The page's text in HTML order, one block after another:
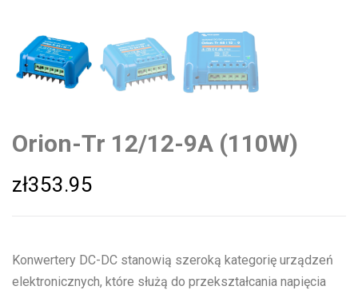
Orion-Tr 12/12-9A (110W)
zł353.95
Konwertery DC-DC stanowią szeroką kategorię urządzeń
elektronicznych, które służą do przekształcania napięcia